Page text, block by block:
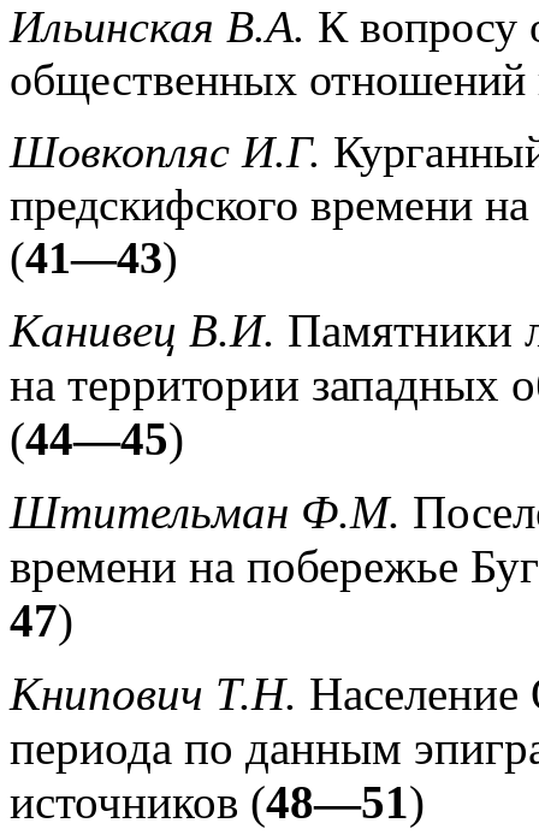
Ильинская В.А. К вопросу
общественных
Шовкопляс И.Г.
предскифского времени
(41—43)
Канивец В.И. Памятники
на территории западных
(44—45)
Штительман Ф.М.
времени на побережье
47)
Книпович Т.Н. Население
периода по данным
источников (48—51)